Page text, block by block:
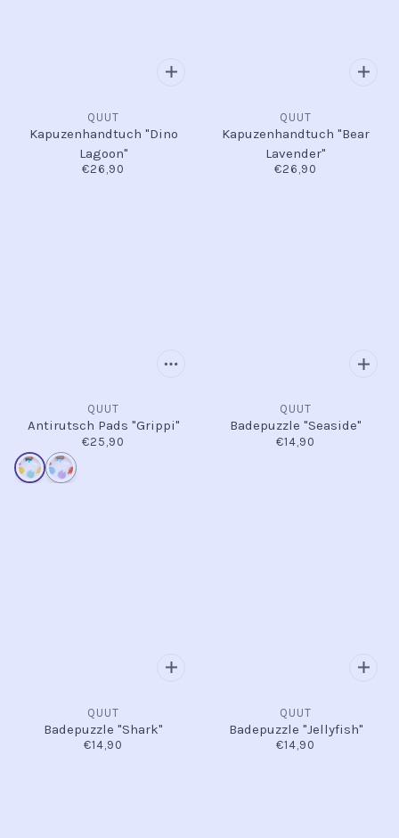
QUUT
Kapuzenhandtuch "Dino
Lagoon"
€26,90
QUUT
Kapuzenhandtuch "Bear
Lavender"
€26,90
QUUT
Antirutsch Pads "Grippi"
€25,90
QUUT
Badepuzzle "Seaside"
€14,90
QUUT
Badepuzzle "Shark"
€14,90
QUUT
Badepuzzle "Jellyfish"
€14,90